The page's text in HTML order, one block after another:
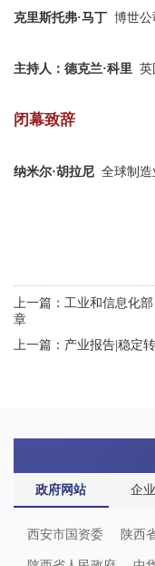
克里斯托弗·马丁 博世
主持人：德克兰·科里 英
闭幕致辞
纳米尔·胡拉尼 全球制
上一篇：工业和信息化
章
上一篇：产业报告|稳定
政府网站 企
西安市国资委 陕西